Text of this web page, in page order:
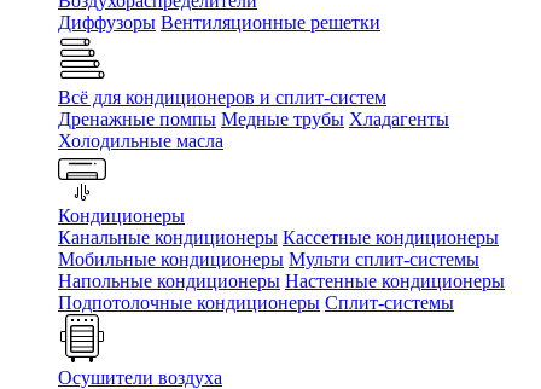
Диффузоры Вентиляционные решетки
Всё для кондиционеров и сплит-систем
Дренажные помпы Медные трубы Хладагенты
Холодильные масла
Кондиционеры
Канальные кондиционеры Кассетные кондиционеры
Мобильные кондиционеры Мульти сплит-системы
Напольные кондиционеры Настенные кондиционеры
Подпотолочные кондиционеры Сплит-системы
Осушители воздуха